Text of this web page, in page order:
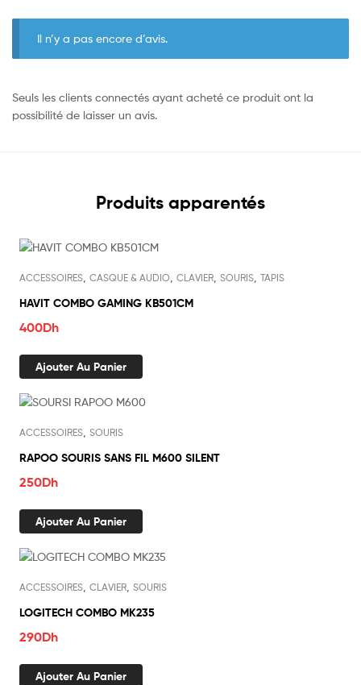
Il n’y a pas encore d’avis.
Seuls les clients connectés ayant acheté ce produit ont la
possibilité de laisser un avis.
Produits apparentés
ACCESSOIRES CASQUE & AUDIO CLAVIER SOURIS TAPIS
HAVIT COMBO GAMING KB501CM
400Dh
Ajouter Au Panier
ACCESSOIRES SOURIS
RAPOO SOURIS SANS FIL M600 SILENT
250Dh
Ajouter Au Panier
ACCESSOIRES CLAVIER SOURIS
LOGITECH COMBO MK235
290Dh
Ajouter Au Panier